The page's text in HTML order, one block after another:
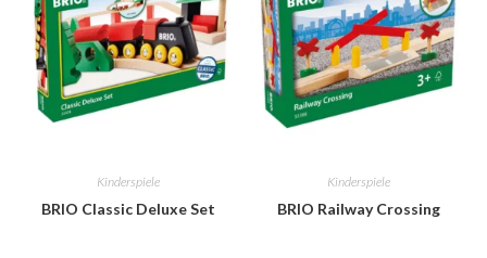
Kinderspiele
BRIO Classic Deluxe Set
Kinderspiele
BRIO Railway Crossing